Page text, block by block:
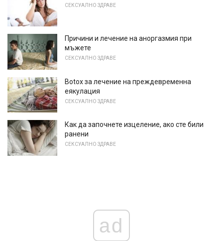
СЕКСУАЛНО ЗДРАВЕ
Причини и лечение на аноргазмия при
мъжете
СЕКСУАЛНО ЗДРАВЕ
Botox за лечение на преждевременна
еякулация
СЕКСУАЛНО ЗДРАВЕ
Как да започнете изцеление, ако сте били
ранени
СЕКСУАЛНО ЗДРАВЕ
ad